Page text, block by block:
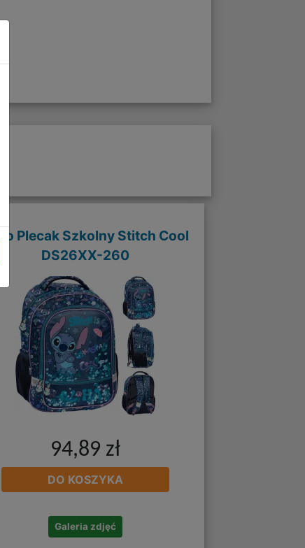
Plecak Szkolny Stitch Cool
DS26XX-260
94,89 zł
DO KOSZYKA
Galeria zdjęć